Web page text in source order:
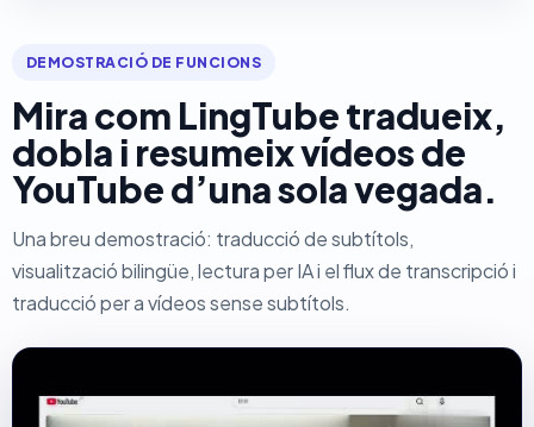
DEMOSTRACIÓ DE FUNCIONS
Mira com LingTube tradueix,
dobla i resumeix vídeos de
YouTube d’una sola vegada.
Una breu demostració: traducció de subtítols,
visualització bilingüe, lectura per IA i el flux de transcripció i
traducció per a vídeos sense subtítols.